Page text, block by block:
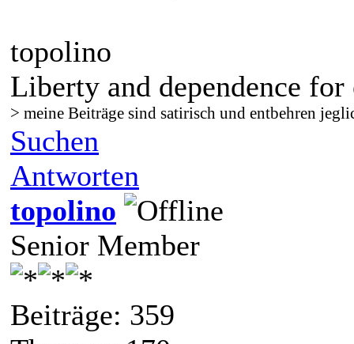
topolino
Liberty and dependence for
> meine Beiträge sind satirisch und entbehren
Suchen
Antworten
topolino
Senior Member
Beiträge: 359